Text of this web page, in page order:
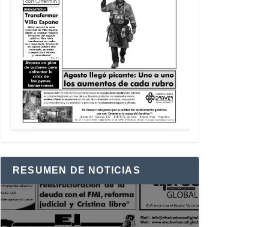
RESUMEN DE NOTICIAS
Reproductor
de
vídeo